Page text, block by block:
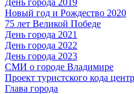
День города 2019
Новый год и Рождество 2020
75 лет Великой Победе
День города 2021
День города 2022
День города 2023
СМИ о городе Владимире
Проект туристского кода
Глава города